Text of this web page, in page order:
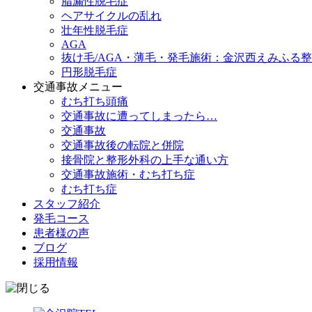
ヘアサイクルの乱れ
壮年性脱毛症
AGA
抜け毛/AGA・薄毛・発毛施術：金沢西えみふる
円形脱毛症
交通事故メニュー
むち打ち頭痛
交通事故に遭ってしまったら…
交通事故
交通事故後の転院と併院
接骨院と整形外科の上手な通い方
交通事故施術・むち打ち症
むち打ち症
スタッフ紹介
発毛コース
患者様の声
ブログ
採用情報